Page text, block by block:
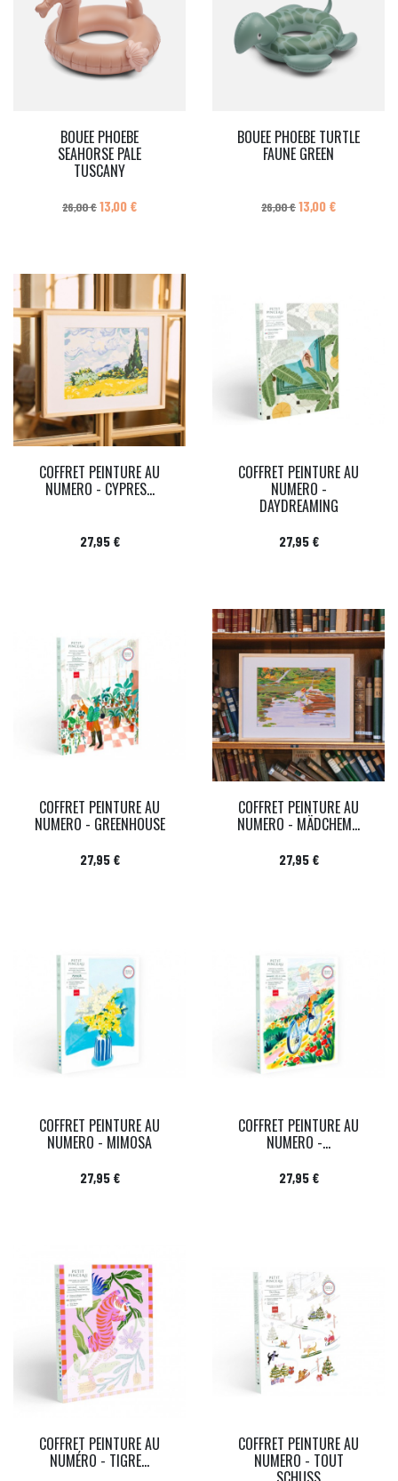
BOUEE PHOEBE
SEAHORSE PALE
TUSCANY
Prix de base
26,00 €Prix
13,00 €
BOUEE PHOEBE TURTLE
FAUNE GREEN
Prix de base
26,00 €Prix
13,00 €
COFFRET PEINTURE AU
NUMERO - CYPRES...
Prix
27,95 €
COFFRET PEINTURE AU
NUMERO -
DAYDREAMING
Prix
27,95 €
COFFRET PEINTURE AU
NUMERO - GREENHOUSE
Prix
27,95 €
COFFRET PEINTURE AU
NUMERO - MÄDCHEM...
Prix
27,95 €
COFFRET PEINTURE AU
NUMERO - MIMOSA
Prix
27,95 €
COFFRET PEINTURE AU
NUMERO -...
Prix
27,95 €
COFFRET PEINTURE AU
NUMÉRO - TIGRE...
COFFRET PEINTURE AU
NUMERO - TOUT